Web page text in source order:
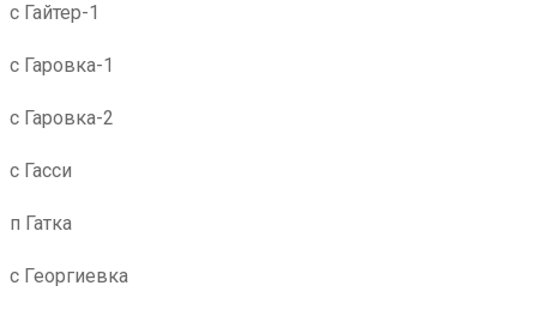
с Гайтер-1
с Гаровка-1
с Гаровка-2
с Гасси
п Гатка
с Георгиевка